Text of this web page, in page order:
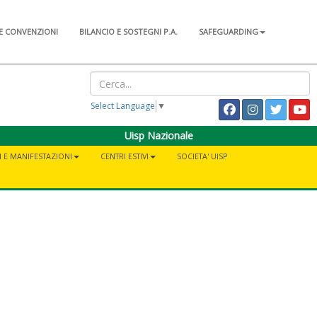
CONVENZIONI BILANCIO E SOSTEGNI P.A. SAFEGUARDING
Select Language ▼
Uisp Nazionale
E MANIFESTAZIONI CENTRI ESTIVI SOCIETA' UISP